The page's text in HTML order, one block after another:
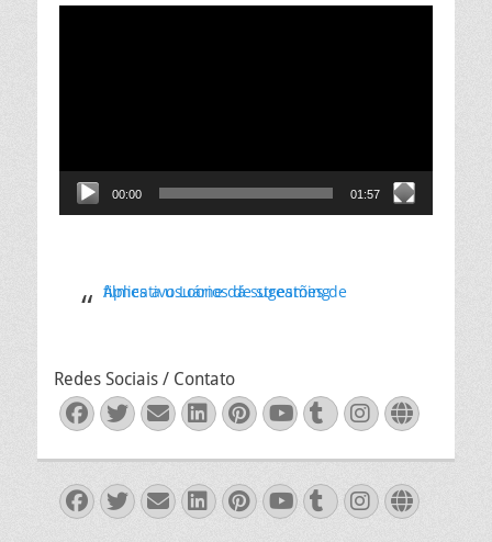
00:00 01:57
Aplicativo Loone dá sugestões de filmes a usuários de streaming
Redes Sociais / Contato
Facebook
Twitter
EmailLinkedIn
Pinterest
YouTube
Tumblr
Facebook
Twitter
EmailLinkedIn
Pinterest
YouTube
Tumblr